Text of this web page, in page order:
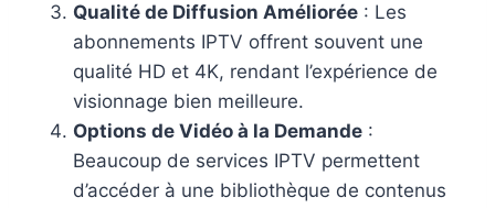
Qualité de Diffusion Améliorée : Les
abonnements IPTV offrent souvent une
qualité HD et 4K, rendant l’expérience de
visionnage bien meilleure.
Options de Vidéo à la Demande :
Beaucoup de services IPTV permettent
d’accéder à une bibliothèque de contenus